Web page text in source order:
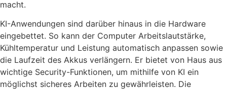
macht.
KI-Anwendungen sind darüber hinaus in die Hardware
eingebettet. So kann der Computer Arbeitslautstärke,
Kühltemperatur und Leistung automatisch anpassen sowie
die Laufzeit des Akkus verlängern. Er bietet von Haus aus
wichtige Security-Funktionen, um mithilfe von KI ein
möglichst sicheres Arbeiten zu gewährleisten. Die